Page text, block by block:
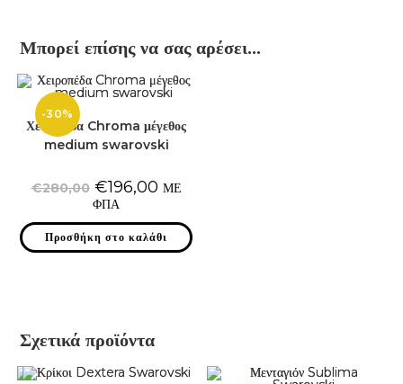
Μπορεί επίσης να σας αρέσει…
-30%
Χειροπέδα Chroma μέγεθος
medium swarovski
€280,00 Original
price
was:
€280,00.
€196,00Η
τρέχουσα
είναι:
€196,00.
ΜΕ
ΦΠΑ
Προσθήκη στο καλάθι
Σχετικά προϊόντα